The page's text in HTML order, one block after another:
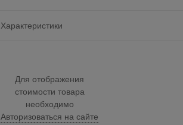
Характеристики
Для отображения
стоимости товара
необходимо
Авторизоваться на сайте